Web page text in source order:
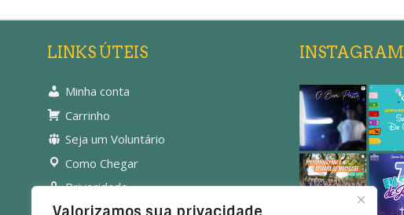
LINKS ÚTEIS
Minha conta
Carrinho
Seja um Voluntário
Como Chegar
Privacidade
INSTAGRAM